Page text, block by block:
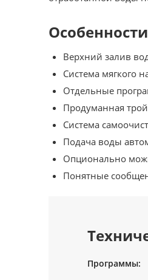
Особенности
Верхний залив
Система мягкого
Отдельные
Продуманная
Система
Подача воды
Опционально
Понятные
Программы: